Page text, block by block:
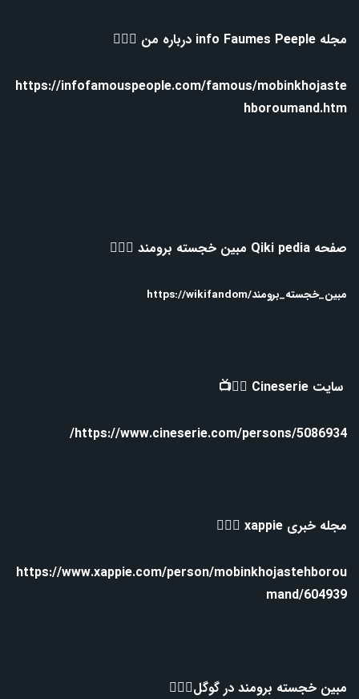
مجله info Faumes Peeple درباره من 👇🏻📰
https://infofamouspeople.com/famous/mobinkhojaste
hboroumand.htm
صفحه Qiki pedia مبین خجسته برومند 👇🏻📰
مبین_خجسته_برومند/https://wikifandom
سایت Cineserie 👇🏻📺
https://www.cineserie.com/persons/5086934/
مجله خبری xappie 👇🏻📰
https://www.xappie.com/person/mobinkhojastehborou
mand/604939
مبین خجسته برومند در گوگل👇🏻📰